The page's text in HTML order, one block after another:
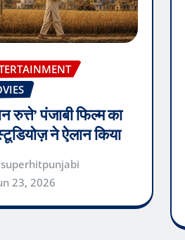
रुत्ते’ पंजाबी फिल्म का
ने ऐलान किया
superhitpunjabi
23, 2026